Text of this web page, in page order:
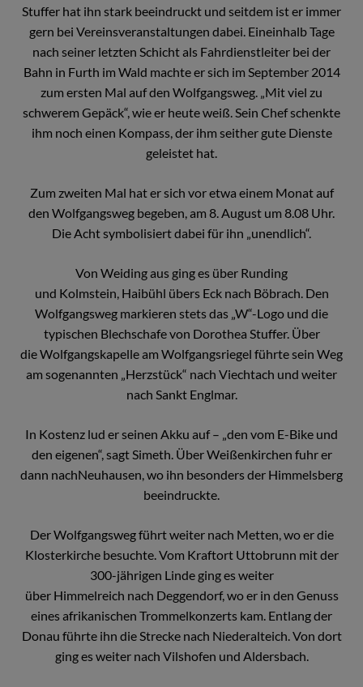
Stuffer hat ihn stark beeindruckt und seitdem ist er immer
gern bei Vereinsveranstaltungen dabei. Eineinhalb Tage
nach seiner letzten Schicht als Fahrdienstleiter bei der
Bahn in Furth im Wald machte er sich im September 2014
zum ersten Mal auf den Wolfgangsweg. „Mit viel zu
schwerem Gepäck“, wie er heute weiß. Sein Chef schenkte
ihm noch einen Kompass, der ihm seither gute Dienste
geleistet hat.
Zum zweiten Mal hat er sich vor etwa einem Monat auf
den Wolfgangsweg begeben, am 8. August um 8.08 Uhr.
Die Acht symbolisiert dabei für ihn „unendlich“.
Von Weiding aus ging es über Runding
und Kolmstein, Haibühl übers Eck nach Böbrach. Den
Wolfgangsweg markieren stets das „W“-Logo und die
typischen Blechschafe von Dorothea Stuffer. Über
die Wolfgangskapelle am Wolfgangsriegel führte sein Weg
am sogenannten „Herzstück“ nach Viechtach und weiter
nach Sankt Englmar.
In Kostenz lud er seinen Akku auf – „den vom E-Bike und
den eigenen“, sagt Simeth. Über Weißenkirchen fuhr er
dann nachNeuhausen, wo ihn besonders der Himmelsberg
beeindruckte.
Der Wolfgangsweg führt weiter nach Metten, wo er die
Klosterkirche besuchte. Vom Kraftort Uttobrunn mit der
300-jährigen Linde ging es weiter
über Himmelreich nach Deggendorf, wo er in den Genuss
eines afrikanischen Trommelkonzerts kam. Entlang der
Donau führte ihn die Strecke nach Niederalteich. Von dort
ging es weiter nach Vilshofen und Aldersbach.